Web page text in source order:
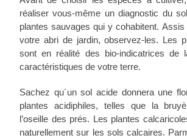
réaliser vous-même un diagnostic du
plantes sauvages qui y cohabitent.
votre abri de jardin, observez-les. Les
sont en réalité des bio-indicatrices de
caractéristiques de votre terre.
Sachez qu´un sol acide donnera une
plantes acidiphiles, telles que la
l’oseille des prés. Les plantes
naturellement sur les sols calcaires.